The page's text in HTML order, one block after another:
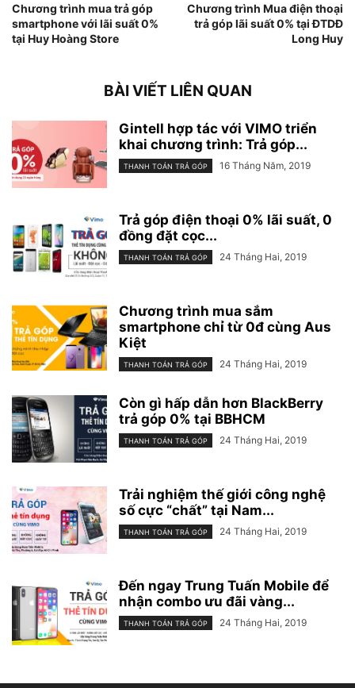
Chương trình mua trả góp
smartphone với lãi suất 0%
tại Huy Hoàng Store
Chương trình Mua điện thoại
trả góp lãi suất 0% tại ĐTDĐ
Long Huy
BÀI VIẾT LIÊN QUAN
Gintell hợp tác với VIMO triển
khai chương trình: Trả góp...
THANH TOÁN TRẢ GÓP 16 Tháng Năm, 2019
Trả góp điện thoại 0% lãi suất, 0
đồng đặt cọc...
THANH TOÁN TRẢ GÓP 24 Tháng Hai, 2019
Chương trình mua sắm
smartphone chỉ từ 0đ cùng Aus
Kiệt
THANH TOÁN TRẢ GÓP 24 Tháng Hai, 2019
Còn gì hấp dẫn hơn BlackBerry
trả góp 0% tại BBHCM
THANH TOÁN TRẢ GÓP 24 Tháng Hai, 2019
Trải nghiệm thế giới công nghệ
số cực “chất” tại Nam...
THANH TOÁN TRẢ GÓP 24 Tháng Hai, 2019
Đến ngay Trung Tuấn Mobile để
nhận combo ưu đãi vàng...
THANH TOÁN TRẢ GÓP 24 Tháng Hai, 2019